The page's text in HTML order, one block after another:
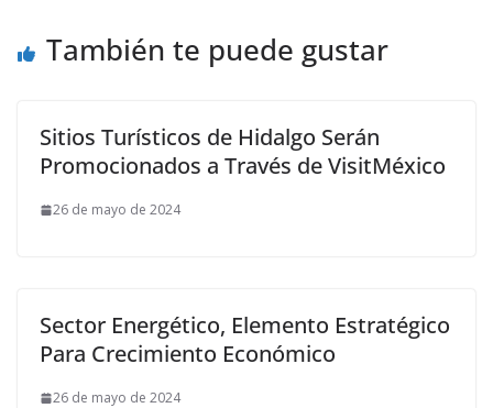
También te puede gustar
Sitios Turísticos de Hidalgo Serán
Promocionados a Través de VisitMéxico
26 de mayo de 2024
Sector Energético, Elemento Estratégico
Para Crecimiento Económico
26 de mayo de 2024